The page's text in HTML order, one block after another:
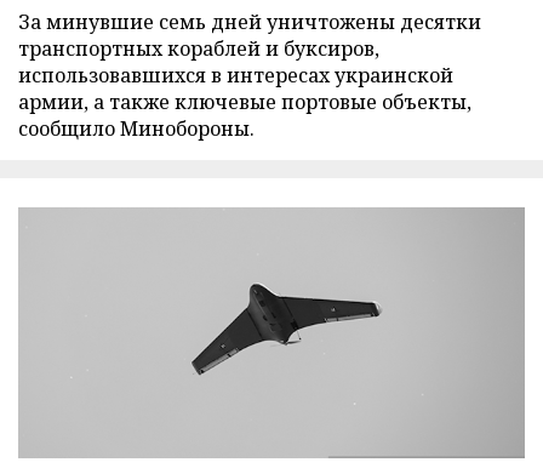
За минувшие семь дней уничтожены десятки
транспортных кораблей и буксиров,
использовавшихся в интересах украинской
армии, а также ключевые портовые объекты,
сообщило Минобороны.